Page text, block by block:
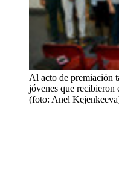
Al acto de premiación
jóvenes que recibieron
(foto: Anel